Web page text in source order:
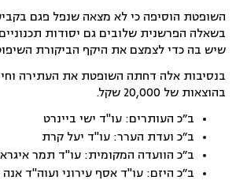
השופטת הוסיפה כי לא מצאה שנפל פגם
בשאלה הפרשנית שלובים גם יסודות
שיש בה כדי לצמצם את היקף הביקורת
בנסיבות אלה דחתה השופטת את העתירה
בהוצאות של 20,000 שקל.
ב״כ העותרים: עו"ד ישי ביינרט
ב״כ ועדת הערר: עו"ד יעל קרת
ב״כ הוועדה המקומית: עו"ד תמר איגרא
ב״כ היזם: עו"ד אסף עירוני ועוה"ד